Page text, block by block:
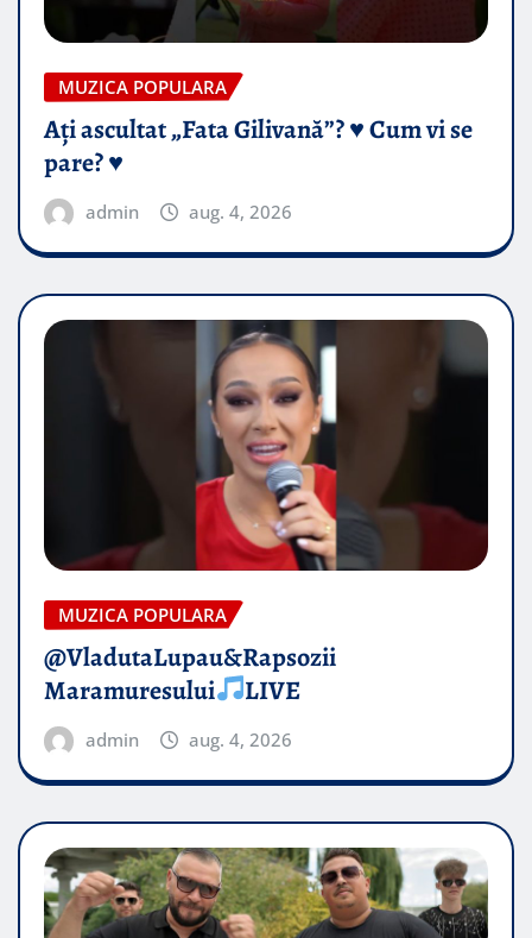
MUZICA POPULARA
Ați ascultat „Fata Gilivană”? ♥️ Cum vi se
pare? ♥️
admin aug. 4, 2026
MUZICA POPULARA
@VladutaLupau&Rapsozii
Maramuresului
LIVE
admin aug. 4, 2026